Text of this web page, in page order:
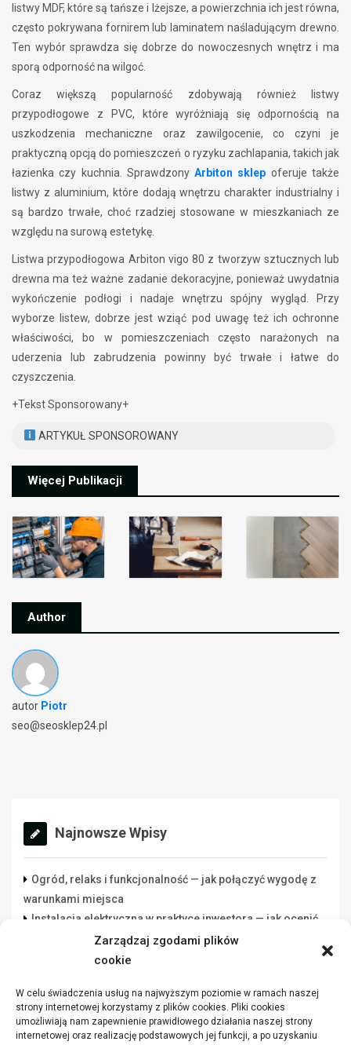
Zarządzaj zgodami plików
cookie
W celu świadczenia usług na najwyższym poziomie w ramach naszej
strony internetowej korzystamy z plików cookies. Pliki cookies
umożliwiają nam zapewnienie prawidłowego działania naszej strony
internetowej oraz realizację podstawowych jej funkcji, a po uzyskaniu
listwy MDF, które są tańsze i lżejsze, a powierzchnia ich jest równa,
często pokrywana fornirem lub laminatem naśladującym drewno.
Ten wybór sprawdza się dobrze do nowoczesnych wnętrz i ma
sporą odporność na wilgoć.
Coraz większą popularność zdobywają również listwy
przypodłogowe z PVC, które wyróżniają się odpornością na
uszkodzenia mechaniczne oraz zawilgocenie, co czyni je
praktyczną opcją do pomieszczeń o ryzyku zachlapania, takich jak
łazienka czy kuchnia. SprawdzonyArbiton sklep oferuje także
listwy z aluminium, które dodają wnętrzu charakter industrialny i
są bardzo trwałe, choć rzadziej stosowane w mieszkaniach ze
względu na surową estetykę.
Listwa przypodłogowa Arbiton vigo 80 z tworzyw sztucznych lub
drewna ma też ważne zadanie dekoracyjne, ponieważ uwydatnia
wykończenie podłogi i nadaje wnętrzu spójny wygląd. Przy
wyborze listew, dobrze jest wziąć pod uwagę też ich ochronne
właściwości, bo w pomieszczeniach często narażonych na
uderzenia lub zabrudzenia powinny być trwałe i łatwe do
czyszczenia.
+Tekst Sponsorowany+
ARTYKUŁ SPONSOROWANY
Więcej Publikacji
Author
autor Piotr
seo@seosklep24.pl
Najnowsze Wpisy
Ogród, relaks i funkcjonalność — jak połączyć wygodę z
warunkami miejsca
Instalacja elektryczna w praktyce inwestora — jak ocenić
wykonawcę rozsądnie
Lista danych do świadectwa energetycznego: co
Funkcjonalna przestrzeń robocza w warsztacie a jakość
wykonywanych zadań
Jakie parametry mają winylowe panele